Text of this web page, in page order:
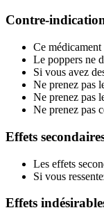
Contre-
Ce
Le poppers ne
Si vous avez
Ne prenez pas
Ne prenez pas
Ne prenez pas
Effets
Les effets
Si vous
Effets